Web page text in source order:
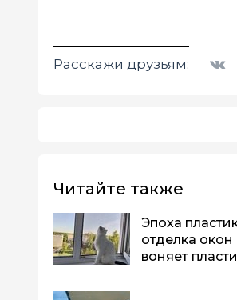
Расскажи друзьям:
Читайте также
Эпоха
отделка
воняет